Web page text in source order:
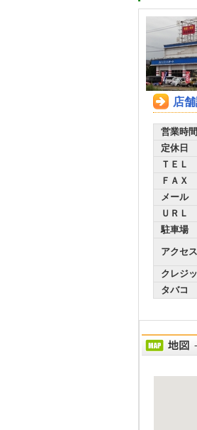
店
営業時間
定休日
ＴＥＬ
ＦＡＸ
メール
ＵＲＬ
駐車場
アクセス
クレジ
タバコ